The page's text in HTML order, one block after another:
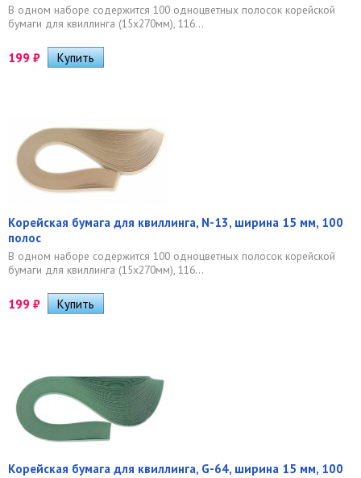
В одном наборе содержится 100 одноцветных полосок корейской
бумаги для квиллинга (15х270мм), 116...
199 ₽
Корейская бумага для квиллинга, N-13, ширина 15 мм, 100
полос
В одном наборе содержится 100 одноцветных полосок корейской
бумаги для квиллинга (15х270мм), 116...
199 ₽
Корейская бумага для квиллинга, G-64, ширина 15 мм, 100